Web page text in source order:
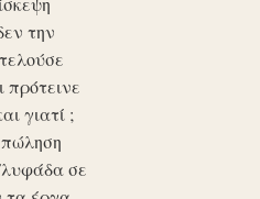
την
γιατί ;
πώληση
σε